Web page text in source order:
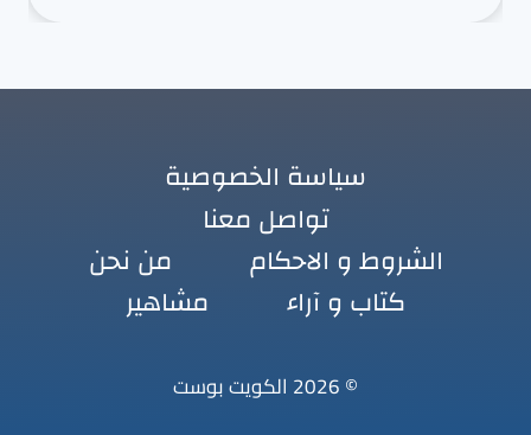
سياسة الخصوصية
تواصل معنا
الشروط و الاحكام
من نحن
كتاب و آراء
مشاهير
© 2026 الكويت بوست